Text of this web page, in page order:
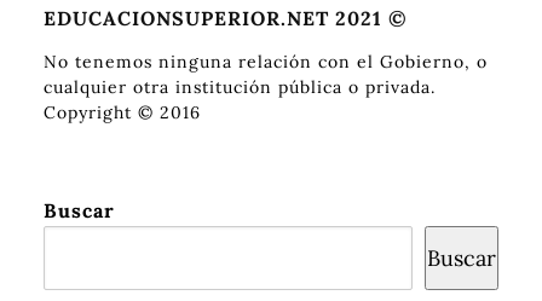
EDUCACIONSUPERIOR.NET 2021 ©
No tenemos ninguna relación con el Gobierno, o
cualquier otra institución pública o privada.
Copyright © 2016
Buscar
Buscar